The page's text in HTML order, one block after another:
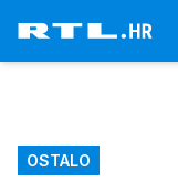
OSTALO